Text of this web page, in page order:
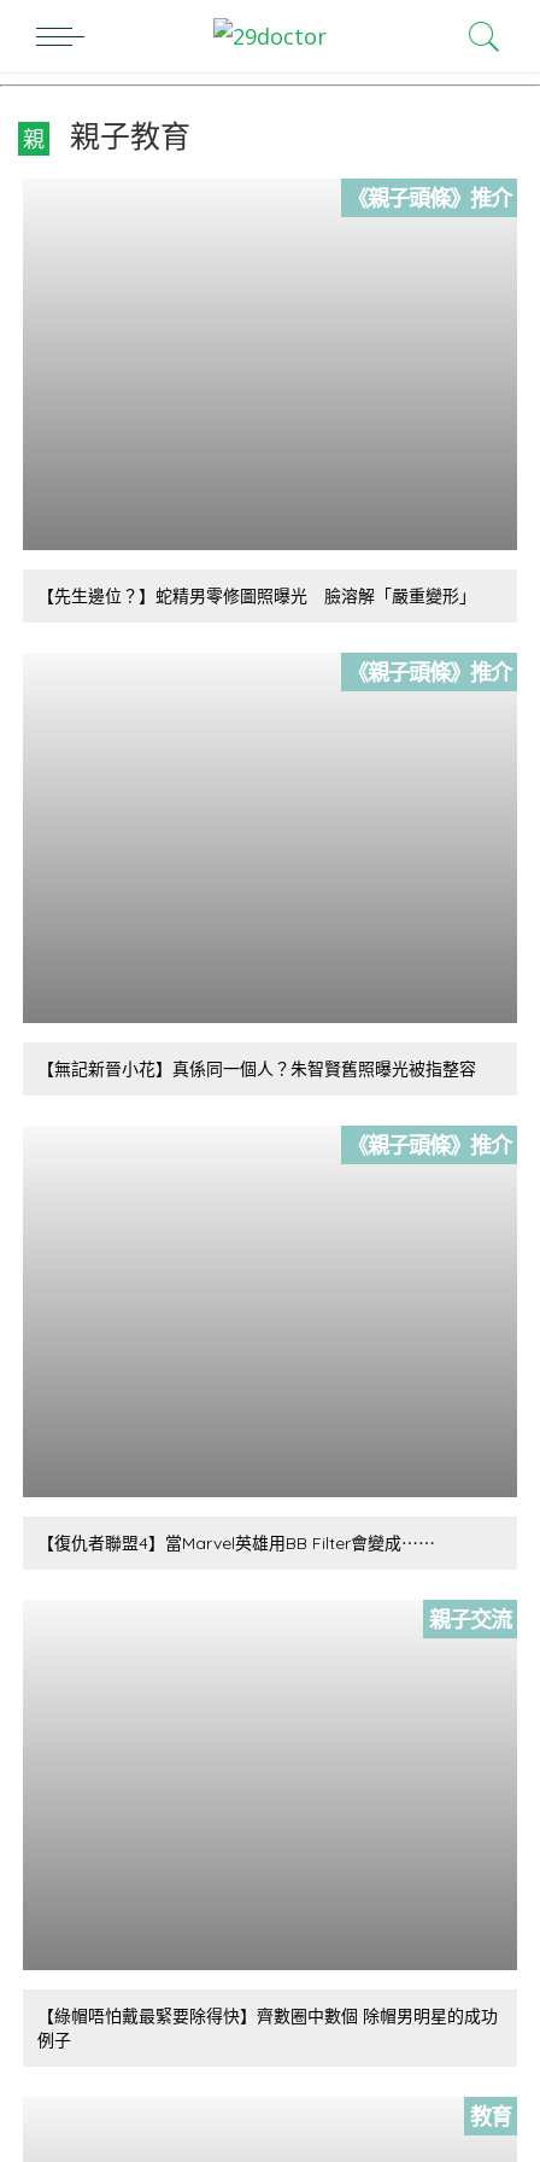
親 親子教育
《親子頭條》推介
【先生邊位？】蛇精男零修圖照曝光 臉溶解「嚴重變形」
《親子頭條》推介
【無記新晉小花】真係同一個人？朱智賢舊照曝光被指整容
《親子頭條》推介
【復仇者聯盟4】當Marvel英雄用BB Filter會變成⋯⋯
親子交流
【綠帽唔怕戴最緊要除得快】齊數圈中數個 除帽男明星的成功
例子
教育